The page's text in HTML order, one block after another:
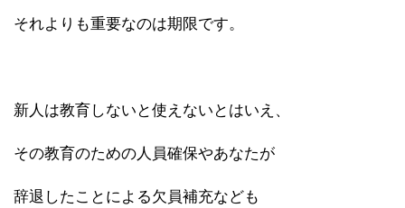
それよりも重要なのは期限です。
新人は教育しないと使えないとはいえ、
その教育のための人員確保やあなたが
辞退したことによる欠員補充なども